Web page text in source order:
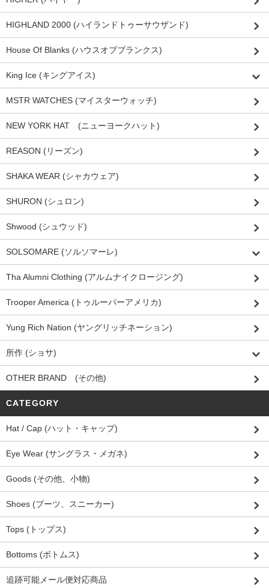
HIGHLAND 2000 (ハイランドトゥーサウザンド)
House Of Blanks (ハウスオブブランクス)
King Ice (キングアイス)
MSTR WATCHES (マイスターウォッチ)
NEW YORK HAT (ニューヨークハット)
REASON (リーズン)
SHAKA WEAR (シャカウェア)
SHURON (シュロン)
Shwood (シュウッド)
SOLSOMARE (ソルソマーレ)
Tha Alumni Clothing (アルムナイクロージング)
Trooper America (トゥルーパーアメリカ)
Yung Rich Nation (ヤングリッチネーション)
所作 (ショサ)
OTHER BRAND (その他)
CATEGORY
Hat / Cap (ハット・キャップ)
Eye Wear (サングラス・メガネ)
Goods (その他、小物)
Shoes (ブーツ、スニーカー)
Tops (トップス)
Bottoms (ボトムス)
追跡可能メール便対応商品